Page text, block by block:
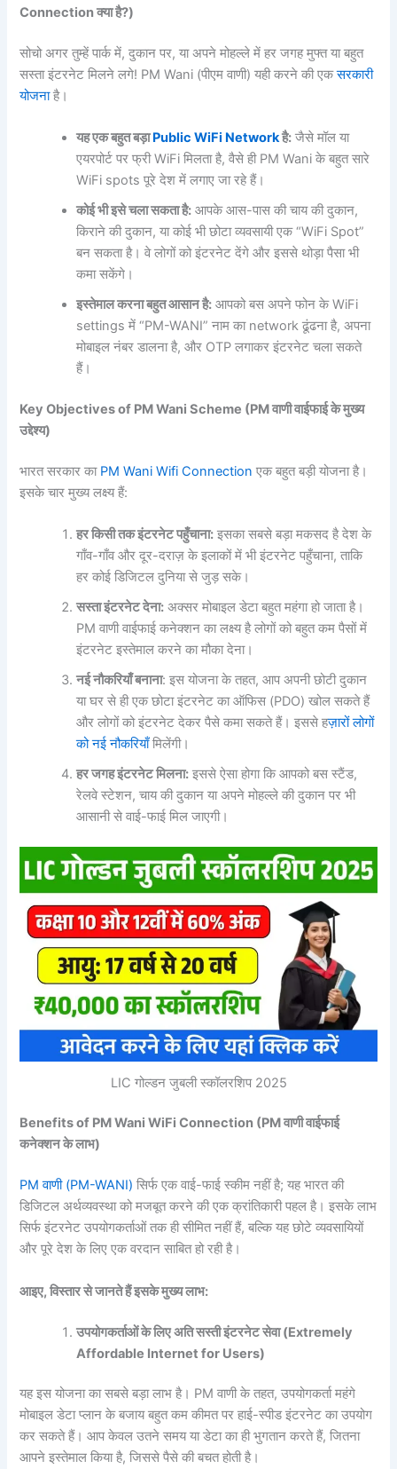
Connectionक्याहै?)
सोचो अगर तुम्हें पार्क में, दुकान पर, या अपने मोहल्ले में हर जगह मुफ्त या बहुत
सस्ता इंटरनेट मिलने लगे! PM Wani (पीएम वाणी) यही करने की एकसरकारी
योजनाहै।
यहएकबहुतबड़ाPublic WiFi Networkहै: जैसे मॉल या
एयरपोर्ट पर फ्री WiFi मिलता है, वैसे ही PM Wani के बहुत सारे
WiFi spots पूरे देश में लगाए जा रहे हैं।
कोईभीइसेचलासकताहै: आपके आस-पास की चाय की दुकान,
किराने की दुकान, या कोई भी छोटा व्यवसायी एक “WiFi Spot”
बन सकता है। वे लोगों को इंटरनेट देंगे और इससे थोड़ा पैसा भी
कमा सकेंगे।
इस्तेमालकरनाबहुतआसानहै: आपको बस अपने फोन के WiFi
settings में “PM-WANI” नाम का network ढूंढना है, अपना
मोबाइल नंबर डालना है, और OTP लगाकर इंटरनेट चला सकते
हैं।
Key Objectives of PM Wani Scheme (PMवाणीवाईफाईकेमुख्य
उद्देश्य)
भारत सरकार का PM Wani Wifi Connection एक बहुत बड़ी योजना है।
इसके चार मुख्य लक्ष्य हैं:
हरकिसीतकइंटरनेटपहुँचाना: इसका सबसे बड़ा मकसद है देश के
गाँव-गाँव और दूर-दराज़ के इलाकों में भी इंटरनेट पहुँचाना, ताकि
हर कोई डिजिटल दुनिया से जुड़ सके।
सस्ताइंटरनेटदेना: अक्सर मोबाइल डेटा बहुत महंगा हो जाता है।
PM वाणी वाईफाई कनेक्शन का लक्ष्य है लोगों को बहुत कम पैसों में
इंटरनेट इस्तेमाल करने का मौका देना।
नईनौकरियाँबनाना: इस योजना के तहत, आप अपनी छोटी दुकान
या घर से ही एक छोटा इंटरनेट का ऑफिस (PDO) खोल सकते हैं
और लोगों को इंटरनेट देकर पैसे कमा सकते हैं। इससे हज़ारों लोगों
को नई नौकरियाँमिलेंगी।
हरजगहइंटरनेटमिलना: इससे ऐसा होगा कि आपको बस स्टैंड,
रेलवे स्टेशन, चाय की दुकान या अपने मोहल्ले की दुकान पर भी
आसानी से वाई-फाई मिल जाएगी।
LIC गोल्डन जुबली स्कॉलरशिप 2025
Benefits of PM Wani WiFi Connection (PMवाणीवाईफाई
कनेक्शनकेलाभ)
PM वाणी (PM-WANI) सिर्फ एक वाई-फाई स्कीम नहीं है; यह भारत की
डिजिटल अर्थव्यवस्था को मजबूत करने की एक क्रांतिकारी पहल है। इसके लाभ
सिर्फ इंटरनेट उपयोगकर्ताओं तक ही सीमित नहीं हैं, बल्कि यह छोटे व्यवसायियों
और पूरे देश के लिए एक वरदान साबित हो रही है।
आइए,विस्तारसेजानतेहैंइसकेमुख्यलाभ:
उपयोगकर्ताओंकेलिएअतिसस्तीइंटरनेटसेवा (Extremely
Affordable Internet for Users)
यह इस योजना का सबसे बड़ा लाभ है। PM वाणी के तहत, उपयोगकर्ता महंगे
मोबाइल डेटा प्लान के बजाय बहुत कम कीमत पर हाई-स्पीड इंटरनेट का उपयोग
कर सकते हैं। आप केवल उतने समय या डेटा का ही भुगतान करते हैं, जितना
आपने इस्तेमाल किया है, जिससे पैसे की बचत होती है।